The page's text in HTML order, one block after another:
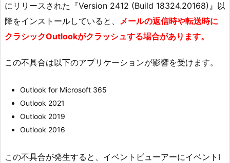
にリリースされた『Version 2412 (Build 18324.20168)』以
降をインストールしていると、 メールの返信時や転送時に
クラシックOutlookがクラッシュする場合があります。
この不具合は以下のアプリケーションが影響を受けます。
Outlook for Microsoft 365
Outlook 2021
Outlook 2019
Outlook 2016
この不具合が発生すると、イベントビューアーにイベントI